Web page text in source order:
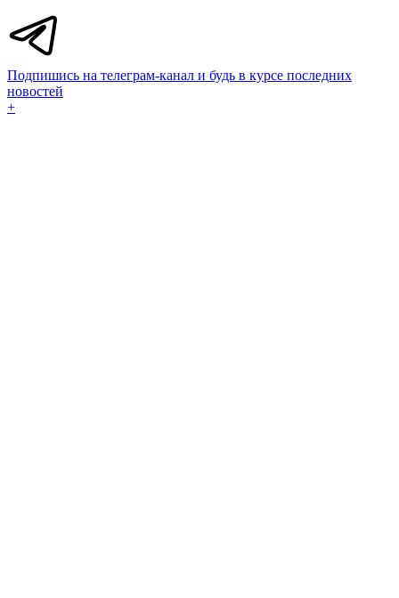
Подпишись на телеграм-канал и будь в курсе последних
новостей
+